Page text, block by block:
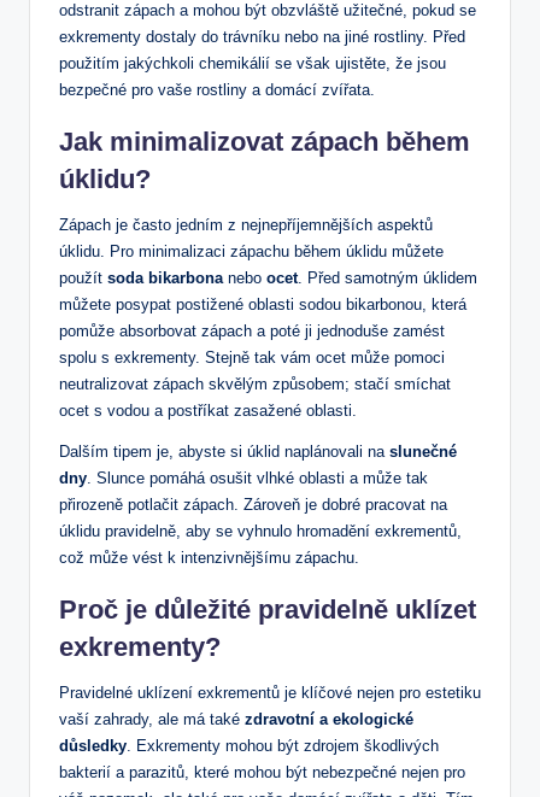
odstranit zápach a mohou být obzvláště užitečné, pokud se
exkrementy dostaly do trávníku nebo na jiné rostliny. Před
použitím jakýchkoli chemikálií se však ujistěte, že jsou
bezpečné pro vaše rostliny a domácí zvířata.
Jak minimalizovat zápach během
úklidu?
Zápach je často jedním z nejnepříjemnějších aspektů
úklidu. Pro minimalizaci zápachu během úklidu můžete
použít soda bikarbonanebo ocet. Před samotným úklidem
můžete posypat postižené oblasti sodou bikarbonou, která
pomůže absorbovat zápach a poté ji jednoduše zamést
spolu s exkrementy. Stejně tak vám ocet může pomoci
neutralizovat zápach skvělým způsobem; stačí smíchat
ocet s vodou a postříkat zasažené oblasti.
Dalším tipem je, abyste si úklid naplánovali na slunečné
dny. Slunce pomáhá osušit vlhké oblasti a může tak
přirozeně potlačit zápach. Zároveň je dobré pracovat na
úklidu pravidelně, aby se vyhnulo hromadění exkrementů,
což může vést k intenzivnějšímu zápachu.
Proč je důležité pravidelně uklízet
exkrementy?
Pravidelné uklízení exkrementů je klíčové nejen pro estetiku
vaší zahrady, ale má také zdravotní a ekologické
důsledky. Exkrementy mohou být zdrojem škodlivých
bakterií a parazitů, které mohou být nebezpečné nejen pro